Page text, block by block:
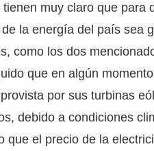
muy claro que para
la energía del país sea
como los dos
que en algún
por sus turbinas
debido a condiciones
que el precio de la